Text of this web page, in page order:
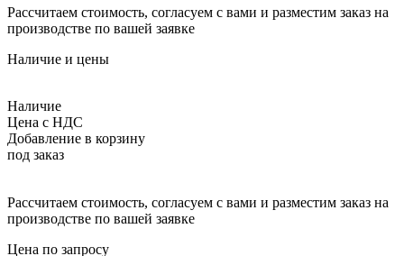
Рассчитаем стоимость, согласуем с вами и разместим заказ на
производстве по вашей заявке
Наличие и цены
Наличие
Цена с НДС
Добавление в корзину
под заказ
Рассчитаем стоимость, согласуем с вами и разместим заказ на
производстве по вашей заявке
Цена по запросу